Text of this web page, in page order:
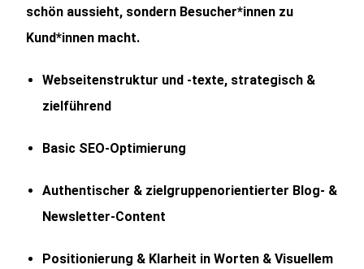
schön aussieht, sondern Besucher*innen zu
Kund*innen macht.
Webseitenstruktur und -texte, strategisch &
zielführend
Basic SEO-Optimierung
Authentischer & zielgruppenorientierter Blog- &
Newsletter-Content
Positionierung & Klarheit in Worten & Visuellem